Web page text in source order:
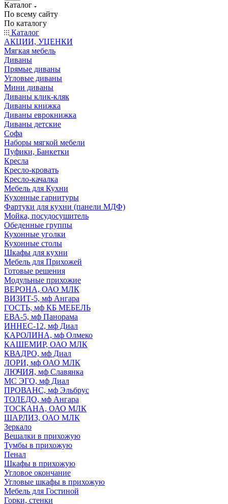
Каталог
По всему сайту
По каталогу
Каталог
АКЦИИ, УЦЕНКИ
Мягкая мебель
Диваны
Прямые диваны
Угловые диваны
Мини диваны
Диваны клик-кляк
Диваны книжка
Диваны еврокнижка
Диваны детские
Софа
Наборы мягкой мебели
Пуфики, Банкетки
Кресла
Кресло-кровать
Кресло-качалка
Мебель для Кухни
Кухонные гарнитуры
Фартуки для кухни (панели МДФ)
Мойка, посудосушитель
Обеденные группы
Кухонные уголки
Кухонные столы
Шкафы для кухни
Мебель для Прихожей
Готовые решения
Модульные прихожие
ВЕРОНА, ОАО МЛК
ВИЗИТ-5, мф Ангара
ГОСТЬ, мф КБ МЕБЕЛЬ
ЕВА-5, мф Панорама
ИННЕС-12, мф Диал
КАРОЛИНА, мф Олмеко
КАШЕМИР, ОАО МЛК
КВАДРО, мф Диал
ЛОРИ, мф ОАО МЛК
ЛЮЧИЯ, мф Славянка
МС ЭГО, мф Диал
ПРОВАНС, мф Эльбрус
ТОЛЕДО, мф Ангара
ТОСКАНА, ОАО МЛК
ШАРЛИЗ, ОАО МЛК
Зеркало
Вешалки в прихожую
Тумбы в прихожую
Пенал
Шкафы в прихожую
Угловое окончание
Угловые шкафы в прихожую
Мебель для Гостиной
Горки, стенки